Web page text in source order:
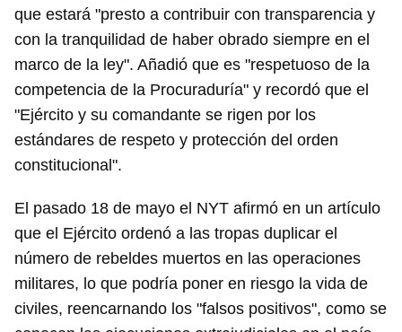
que estará "presto a contribuir con transparencia y
con la tranquilidad de haber obrado siempre en el
marco de la ley". Añadió que es "respetuoso de la
competencia de la Procuraduría" y recordó que el
"Ejército y su comandante se rigen por los
estándares de respeto y protección del orden
constitucional".
El pasado 18 de mayo el NYT afirmó en un artículo
que el Ejército ordenó a las tropas duplicar el
número de rebeldes muertos en las operaciones
militares, lo que podría poner en riesgo la vida de
civiles, reencarnando los "falsos positivos", como se